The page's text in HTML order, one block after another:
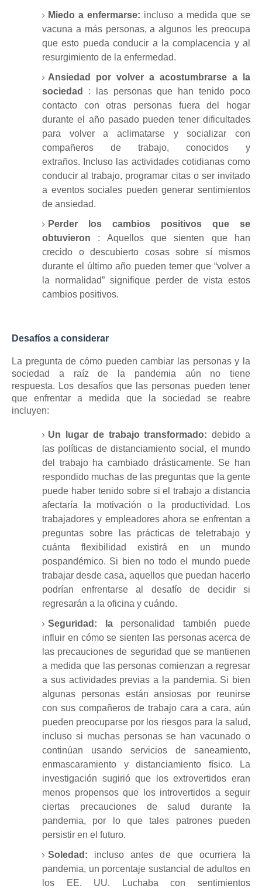
Miedo a enfermarse: incluso a medida que se
vacuna a más personas, a algunos les preocupa
que esto pueda conducir a la complacencia y al
resurgimiento de la enfermedad.
Ansiedad por volver a acostumbrarse a la
sociedad
: las personas que han tenido poco
contacto con otras personas fuera del hogar
durante el año pasado pueden tener dificultades
para volver a aclimatarse y socializar con
compañeros de trabajo, conocidos y
extraños.
Incluso las actividades cotidianas como
conducir al trabajo, programar citas o ser invitado
a eventos sociales pueden generar sentimientos
de ansiedad.
Perder los cambios positivos que se
obtuvieron : Aquellos que sienten que han
crecido o descubierto cosas sobre sí mismos
durante el último año pueden temer que “volver a
la normalidad” signifique perder de vista estos
cambios positivos.
Desafíos a considerar
La pregunta de cómo pueden cambiar las personas y la
sociedad a raíz de la pandemia aún no tiene
respuesta. Los desafíos que las personas pueden tener
que enfrentar a medida que la sociedad se reabre
incluyen:
Un lugar de trabajo transformado: debido a
las políticas de distanciamiento social, el mundo
del trabajo ha cambiado drásticamente. Se han
respondido muchas de las preguntas que la gente
puede haber tenido sobre si el trabajo a distancia
afectaría la motivación o la productividad.
Los
trabajadores y empleadores ahora se enfrentan a
preguntas sobre las prácticas de teletrabajo y
cuánta flexibilidad existirá en un mundo
pospandémico. Si bien no todo el mundo puede
trabajar desde casa, aquellos que puedan hacerlo
podrían enfrentarse al desafío de decidir si
regresarán a la oficina y cuándo.
Seguridad: lapersonalidad también puede
influir en cómo se sienten las personas acerca de
las precauciones de seguridad que se mantienen
a medida que las personas comienzan a regresar
a sus actividades previas a la pandemia. Si bien
algunas personas están ansiosas por reunirse
con sus compañeros de trabajo cara a cara, aún
pueden preocuparse por los riesgos para la salud,
incluso si muchas personas se han vacunado o
continúan usando servicios de saneamiento,
enmascaramiento y distanciamiento físico.
La
investigación sugirióque los extrovertidos eran
menos propensos que los introvertidos a seguir
ciertas precauciones de salud durante la
pandemia, por lo que tales patrones pueden
persistir en el futuro.
Soledad: incluso antes de que ocurriera la
pandemia, un porcentaje sustancial de adultos en
los EE. UU. Luchaba con sentimientos